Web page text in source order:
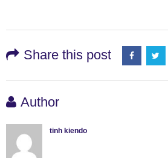
Share this post
Author
tinh kiendo